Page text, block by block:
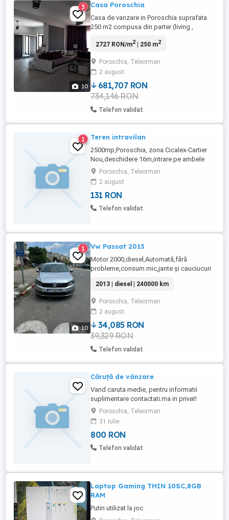
10
3 Casa Poroschia
Casa de vanzare in Poroschia suprafata
250 m2 compusa din parter (living ,
mansarda (open space 100m , dresing cu
depozitare),incalzire in pardoseala,
trifazic. Teren 1000m2 deschidere 20 m
,lungime 50m .
2727 RON/m2| 250 m2
Poroschia, Teleorman
2 august
681,707 RON
734,146 RON
Telefon validat
1 Teren intravilan
2500mp,Poroschia, zona Cicalex-Cartier
Nou,deschidere 16m,intrare pe ambele
capete!Poroschia, Teleorman
2 august
131 RON
Telefon validat
10
1 Vw Passat 2013
Motor 2000,diesel,Automată,fără
probleme,consum mic,jante și cauciucuri
2013 | diesel | 240000 km
Poroschia, Teleorman
2 august
34,085 RON
39,329 RON
Telefon validat
Căruță de vânzare
Vand caruta medie, pentru informatii
suplimentare contactati.ma in privat!
Poroschia, Teleorman
31 iulie
800 RON
Telefon validat
Laptop Gaming THIN 10SC,8GB
RAM
Putin utilizat la joc